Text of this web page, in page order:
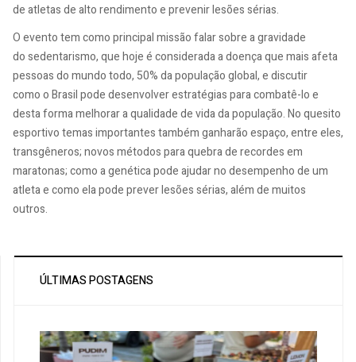
de atletas de alto rendimento e prevenir lesões sérias.
O evento tem como principal missão falar sobre a gravidade
do sedentarismo, que hoje é considerada a doença que mais afeta
pessoas do mundo todo, 50% da população global, e discutir
como o Brasil pode desenvolver estratégias para combatê-lo e
desta forma melhorar a qualidade de vida da população. No quesito
esportivo temas importantes também ganharão espaço, entre eles,
transgêneros; novos métodos para quebra de recordes em
maratonas; como a genética pode ajudar no desempenho de um
atleta e como ela pode prever lesões sérias, além de muitos
outros.
ÚLTIMAS POSTAGENS